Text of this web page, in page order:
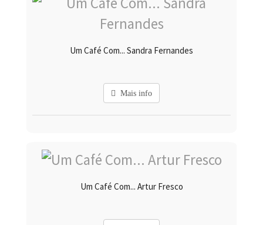
Um Café Com... Sandra Fernandes
Mais info
Um Café Com... Artur Fresco